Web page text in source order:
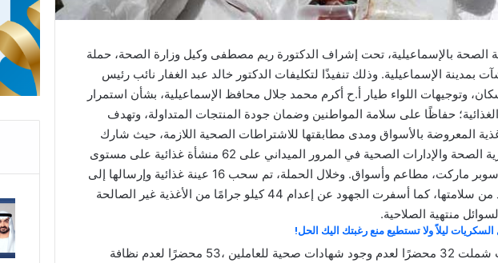
الصحة بالإسماعيلية، تحت إشراف الدكتورة ريم مصطفى وكيل وزارة الصحة، حملة
الإسماعيلية. وذلك تنفيذًا لتكليفات الدكتور خالد عبد الغفار نائب رئيس
وتوجيهات اللواء طيار أ.ح أكرم محمد جلال محافظ الإسماعيلية، بشأن استمرار
حفاظًا على سلامة المواطنين وضمان جودة المنتجات المتداولة، وتهدف
المعروضة بالأسواق ومدى مطابقتها للاشتراطات الصحية اللازمة، حيث شارك
مراقبو مكتب الأغذية بديوان مديرية الصحة والإدارات الصحية في المرور الميداني على 62 منشأة غذائية على مستوى
المحافظة، تضمنت محال بقالة، سوبر ماركت، مطاعم وأسواق. وخلال الحملة، تم سحب 16 عينة غذائية وإرسالها إلى
المعمل المركزي لفحصها والتأكد من سلامتها، كما أسفرت الجهود عن إعدام 44 كيلو جرامًا من الأغذية غير الصالحة
ليلاً ولا تستطيع منع رغبتك اليك الحل!
كما تم تحرير 85 محضر مخالفات شملت 32 محضرًا لعدم وجود شهادات صحية للعاملين ،53 محضرًا لعدم نظافة